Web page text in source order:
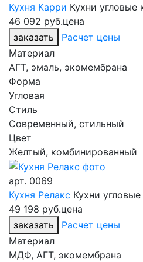
Кухня Карри Кухни
46 092 руб.цена
заказать
Расчет цены
Материал
АГТ, эмаль, экомембрана
Форма
Угловая
Стиль
Современный, стильный
Цвет
Желтый, комбинированный
арт. 0069
Кухня Релакс Кухни
49 198 руб.цена
заказать
Расчет цены
Материал
МДФ, АГТ, экомембрана